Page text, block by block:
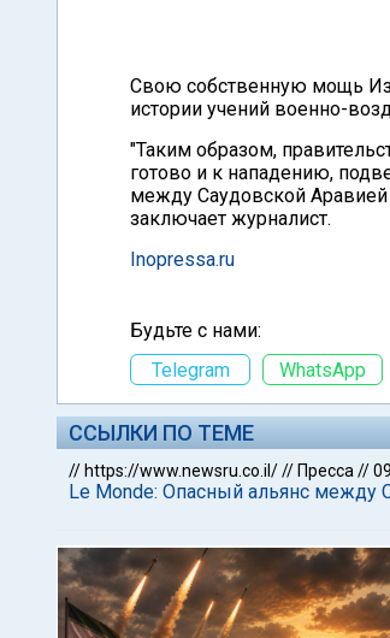
Свою собственную мощь
истории учений военно-
"Таким образом,
готово и к нападению,
между Саудовской Аравией
заключает журналист.
Inopressa.ru
Будьте с нами:
Telegram
WhatsApp
ССЫЛКИ ПО ТЕМЕ
// https://www.newsru.co.il/// Пресса //
Le Monde: Опасный альянс